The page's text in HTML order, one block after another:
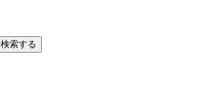
検索する